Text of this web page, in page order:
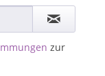
zur